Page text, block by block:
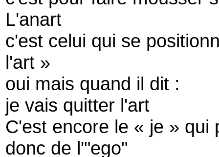
L'anart
c'est celui qui se
l'art »
oui mais quand il dit :
je vais quitter l'art
C'est encore le « je » qui
donc de l'"ego"